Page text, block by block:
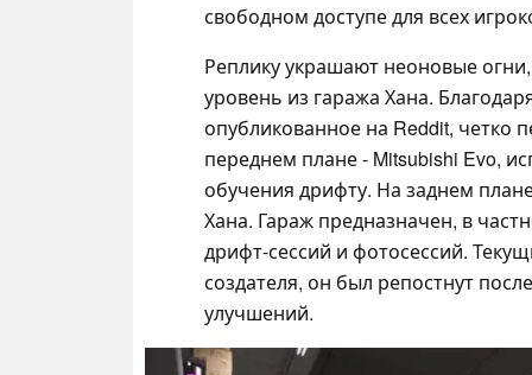
свободном доступе для всех
Реплику украшают неоновые
уровень из гаража Хана.
опубликованное на Reddit, четко
переднем плане - Mitsubishi Evo,
обучения дрифту. На заднем
Хана. Гараж предназначен, в
дрифт-сессий и фотосессий.
создателя, он был репостнут
улучшений.